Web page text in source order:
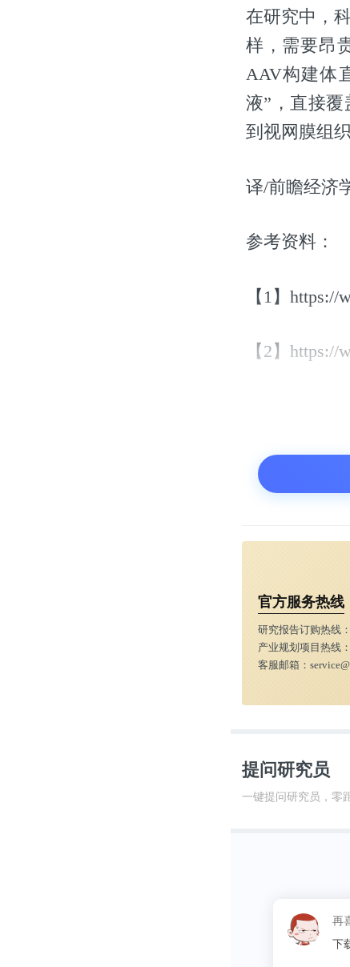
在研究中，
样，需要昂
AAV构建体
液”，直接
到视网膜组
译/前瞻经济
参考资料：
【1】https://
【2】https://
官方服务热线
研究报告订购热线
产业规划项目热线
客服邮箱：
提问研究员
一键提问研究员，零
这
同